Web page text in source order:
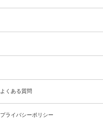
よくある質問
プライバシーポリシー